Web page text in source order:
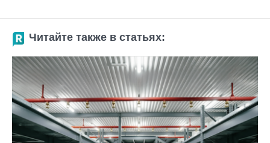
Читайте также в статьях: